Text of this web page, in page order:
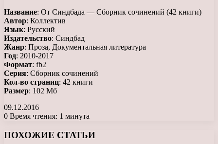
Название: От Синдбада — Сборник сочинений (42 книги)
Автор: Коллектив
Язык: Русский
Издательство: Синдбад
Жанр: Проза, Документальная литература
Год: 2010-2017
Формат: fb2
Серия: Сборник сочинений
Кол-во страниц: 42 книги
Размер: 102 Мб
09.12.2016
0 Время чтения: 1 минута
ПОХОЖИЕ СТАТЬИ